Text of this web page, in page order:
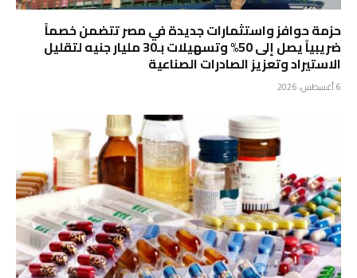
حزمة حوافز واستثمارات جديدة في مصر تتضمن خصماً
ضريبياً يصل إلى 50% وتسهيلات بـ30 مليار جنيه لتقليل
الاستيراد وتعزيز الصادرات الصناعية
6 أغسطس، 2026